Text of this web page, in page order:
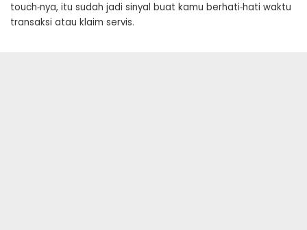
touch‑nya, itu sudah jadi sinyal buat kamu berhati‑hati waktu
transaksi atau klaim servis.